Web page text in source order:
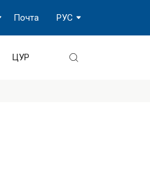
РУС
Почта
ЦУР